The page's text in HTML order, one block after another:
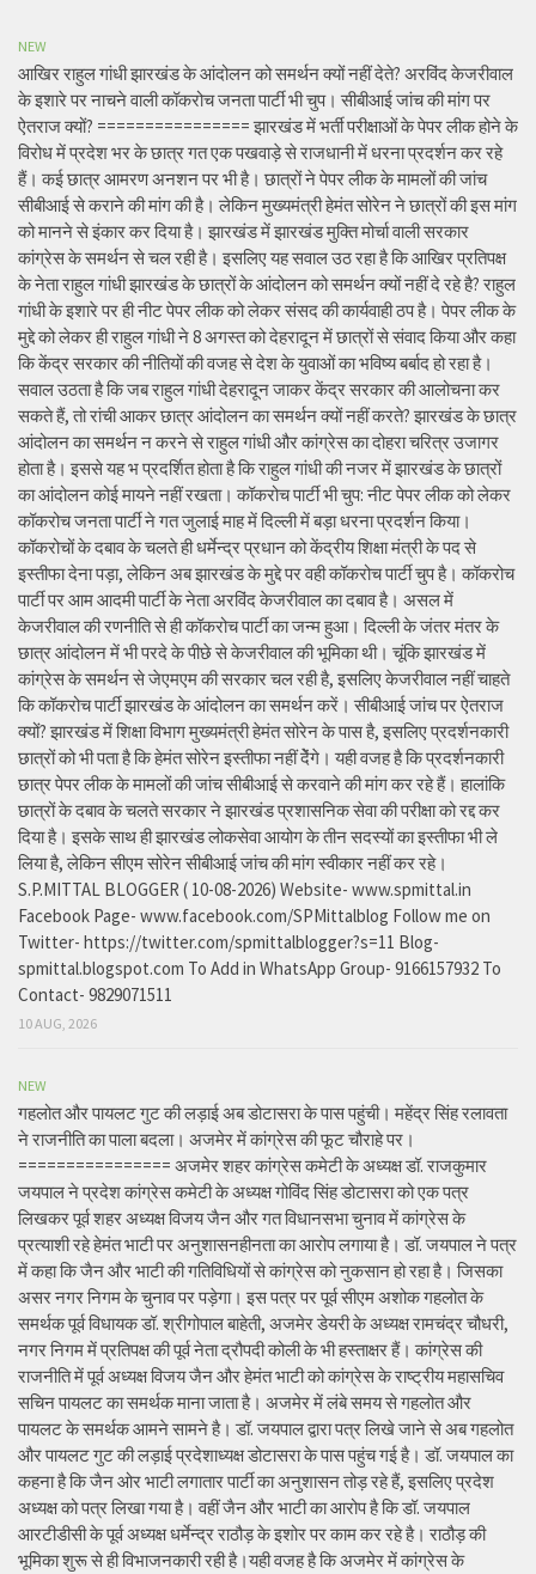
NEW
आखिर राहुल गांधी झारखंड के आंदोलन को समर्थन क्यों नहीं देते? अरविंद केजरीवाल
के इशारे पर नाचने वाली कॉकरोच जनता पार्टी भी चुप। सीबीआई जांच की मांग पर
ऐतराज क्यों? ================ झारखंड में भर्ती परीक्षाओं के पेपर लीक होने के
विरोध में प्रदेश भर के छात्र गत एक पखवाड़े से राजधानी में धरना प्रदर्शन कर रहे
हैं। कई छात्र आमरण अनशन पर भी है। छात्रों ने पेपर लीक के मामलों की जांच
सीबीआई से कराने की मांग की है। लेकिन मुख्यमंत्री हेमंत सोरेन ने छात्रों की इस मांग
को मानने से इंकार कर दिया है। झारखंड में झारखंड मुक्ति मोर्चा वाली सरकार
कांग्रेस के समर्थन से चल रही है। इसलिए यह सवाल उठ रहा है कि आखिर प्रतिपक्ष
के नेता राहुल गांधी झारखंड के छात्रों के आंदोलन को समर्थन क्यों नहीं दे रहे है? राहुल
गांधी के इशारे पर ही नीट पेपर लीक को लेकर संसद की कार्यवाही ठप है। पेपर लीक के
मुद्दे को लेकर ही राहुल गांधी ने 8 अगस्त को देहरादून में छात्रों से संवाद किया और कहा
कि केंद्र सरकार की नीतियों की वजह से देश के युवाओं का भविष्य बर्बाद हो रहा है।
सवाल उठता है कि जब राहुल गांधी देहरादून जाकर केंद्र सरकार की आलोचना कर
सकते हैं, तो रांची आकर छात्र आंदोलन का समर्थन क्यों नहीं करते? झारखंड के छात्र
आंदोलन का समर्थन न करने से राहुल गांधी और कांग्रेस का दोहरा चरित्र उजागर
होता है। इससे यह भ प्रदर्शित होता है कि राहुल गांधी की नजर में झारखंड के छात्रों
का आंदोलन कोई मायने नहीं रखता। कॉकरोच पार्टी भी चुप: नीट पेपर लीक को लेकर
कॉकरोच जनता पार्टी ने गत जुलाई माह में दिल्ली में बड़ा धरना प्रदर्शन किया।
कॉकरोचों के दबाव के चलते ही धर्मेन्द्र प्रधान को केंद्रीय शिक्षा मंत्री के पद से
इस्तीफा देना पड़ा, लेकिन अब झारखंड के मुद्दे पर वही कॉकरोच पार्टी चुप है। कॉकरोच
पार्टी पर आम आदमी पार्टी के नेता अरविंद केजरीवाल का दबाव है। असल में
केजरीवाल की रणनीति से ही कॉकरोच पार्टी का जन्म हुआ। दिल्ली के जंतर मंतर के
छात्र आंदोलन में भी परदे के पीछे से केजरीवाल की भूमिका थी। चूंकि झारखंड में
कांग्रेस के समर्थन से जेएमएम की सरकार चल रही है, इसलिए केजरीवाल नहीं चाहते
कि कॉकरोच पार्टी झारखंड के आंदोलन का समर्थन करें। सीबीआई जांच पर ऐतराज
क्यों? झारखंड में शिक्षा विभाग मुख्यमंत्री हेमंत सोरेन के पास है, इसलिए प्रदर्शनकारी
छात्रों को भी पता है कि हेमंत सोरेन इस्तीफा नहीं देेंगे। यही वजह है कि प्रदर्शनकारी
छात्र पेपर लीक के मामलों की जांच सीबीआई से करवाने की मांग कर रहे हैं। हालांकि
छात्रों के दबाव के चलते सरकार ने झारखंड प्रशासनिक सेवा की परीक्षा को रद्द कर
दिया है। इसके साथ ही झारखंड लोकसेवा आयोग के तीन सदस्यों का इस्तीफा भी ले
लिया है, लेकिन सीएम सोरेन सीबीआई जांच की मांग स्वीकार नहीं कर रहे।
S.P.MITTAL BLOGGER ( 10-08-2026) Website- www.spmittal.in
Facebook Page- www.facebook.com/SPMittalblog Follow me on
Twitter- https://twitter.com/spmittalblogger?s=11 Blog-
spmittal.blogspot.com To Add in WhatsApp Group- 9166157932 To
Contact- 9829071511
10 AUG, 2026
NEW
गहलोत और पायलट गुट की लड़ाई अब डोटासरा के पास पहुंची। महेंद्र सिंह रलावता
ने राजनीति का पाला बदला। अजमेर में कांग्रेस की फूट चौराहे पर।
================ अजमेर शहर कांग्रेस कमेटी के अध्यक्ष डॉ. राजकुमार
जयपाल ने प्रदेश कांग्रेस कमेटी के अध्यक्ष गोविंद सिंह डोटासरा को एक पत्र
लिखकर पूर्व शहर अध्यक्ष विजय जैन और गत विधानसभा चुनाव में कांग्रेस के
प्रत्याशी रहे हेमंत भाटी पर अनुशासनहीनता का आरोप लगाया है। डॉ. जयपाल ने पत्र
में कहा कि जैन और भाटी की गतिविधियों से कांग्रेस को नुकसान हो रहा है। जिसका
असर नगर निगम के चुनाव पर पड़ेगा। इस पत्र पर पूर्व सीएम अशोक गहलोत के
समर्थक पूर्व विधायक डॉ. श्रीगोपाल बाहेती, अजमेर डेयरी के अध्यक्ष रामचंद्र चौधरी,
नगर निगम में प्रतिपक्ष की पूर्व नेता द्रौपदी कोली के भी हस्ताक्षर हैं। कांग्रेस की
राजनीति में पूर्व अध्यक्ष विजय जैन और हेमंत भाटी को कांग्रेस के राष्ट्रीय महासचिव
सचिन पायलट का समर्थक माना जाता है। अजमेर में लंबे समय से गहलोत और
पायलट के समर्थक आमने सामने है। डॉ. जयपाल द्वारा पत्र लिखे जाने से अब गहलोत
और पायलट गुट की लड़ाई प्रदेशाध्यक्ष डोटासरा के पास पहुंच गई है। डॉ. जयपाल का
कहना है कि जैन ओर भाटी लगातार पार्टी का अनुशासन तोड़ रहे हैं, इसलिए प्रदेश
अध्यक्ष को पत्र लिखा गया है। वहीं जैन और भाटी का आरोप है कि डॉ. जयपाल
आरटीडीसी के पूर्व अध्यक्ष धर्मेन्द्र राठौड़ के इशोर पर काम कर रहे है। राठौड़ की
भूमिका शुरू से ही विभाजनकारी रही है।यही वजह है कि अजमेर में कांग्रेस के